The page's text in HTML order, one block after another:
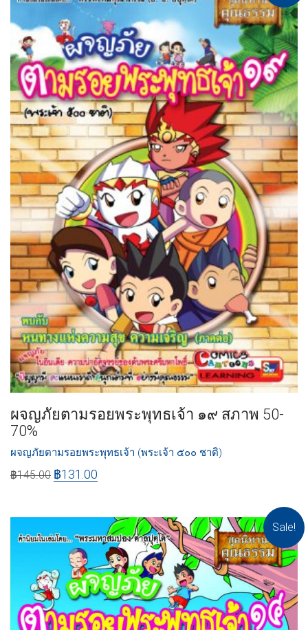
ผจญภัยตามรอยพระพุทธเจ้า ๑๙ สภาพ 50-
70%
ผจญภัยตามรอยพระพุทธเจ้า (พระเจ้า ๕๐๐ ชาติ)
฿145.00 ฿131.00
Sale!